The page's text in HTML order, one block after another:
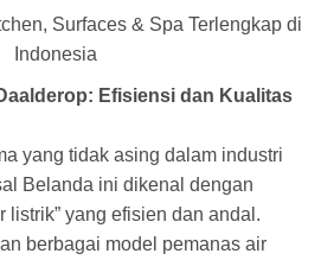
Surfaces & Spa Terlengkap di
Indonesia
Efisiensi dan Kualitas
yang tidak asing dalam industri
Belanda ini dikenal dengan
listrik” yang efisien dan andal.
berbagai model pemanas air